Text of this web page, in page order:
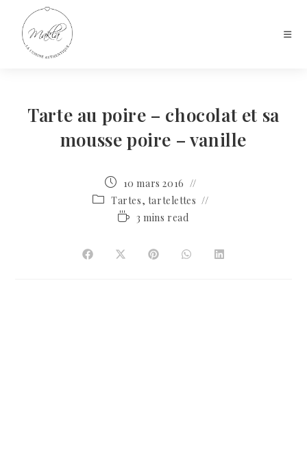
Tarte au poire – chocolat et sa
mousse poire – vanille
10 mars 2016
Tartes, tartelettes
3 mins read